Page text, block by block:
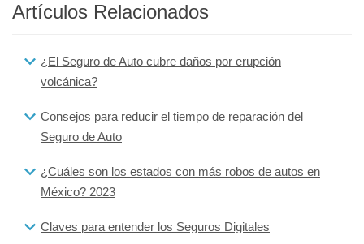
Artículos Relacionados
¿El Seguro de Auto cubre daños por erupción
volcánica?
Consejos para reducir el tiempo de reparación del
Seguro de Auto
¿Cuáles son los estados con más robos de autos en
México? 2023
Claves para entender los Seguros Digitales